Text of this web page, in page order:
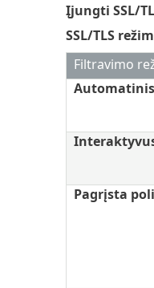
Įjungti SSL/
SSL/TLS
Filtravimo
Automatinis
Pagrįsta